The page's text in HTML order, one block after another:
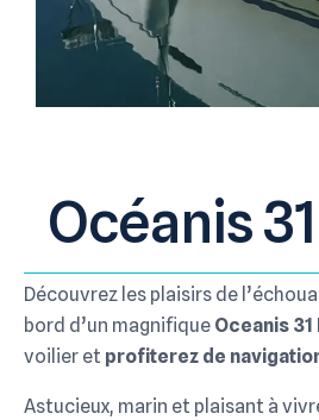
Océanis
Découvrez les plaisirs de
bord d’un magnifique Oceanis
voilier et profiterez de
Astucieux, marin et plaisant à